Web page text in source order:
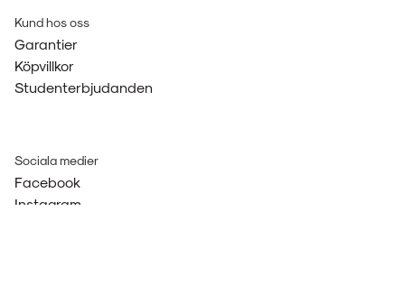
Kund hos oss
Garantier
Köpvillkor
Studenterbjudanden
Sociala medier
Facebook
Instagram